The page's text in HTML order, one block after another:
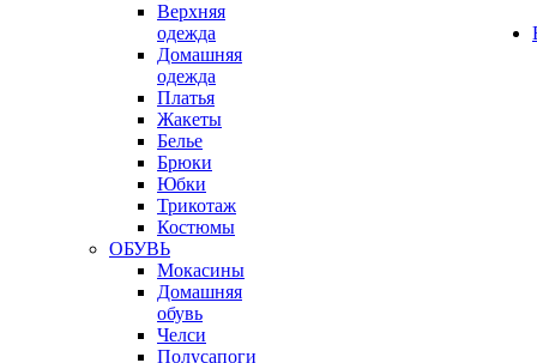
Верхняя
одежда
Домашняя
одежда
Платья
Жакеты
Белье
Брюки
Юбки
Трикотаж
Костюмы
ОБУВЬ
Мокасины
Домашняя
обувь
Челси
Полусапоги